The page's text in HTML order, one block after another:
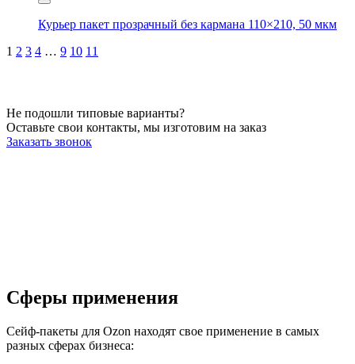
Курьер пакет прозрачный без кармана 110×210, 50 мкм
1 2 3 4 … 9 10 11
Не подошли типовые варианты?
Оставьте свои контакты, мы изготовим на заказ
Заказать звонок
Сферы применения
Сейф-пакеты для Ozon находят свое применение в самых
разных сферах бизнеса: